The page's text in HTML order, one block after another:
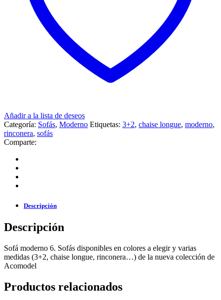
Añadir a la lista de deseos
Categoría: Sofás, Moderno Etiquetas: 3+2, chaise longue, moderno,
rinconera, sofás
Comparte:
Descripción
Descripción
Sofá moderno 6. Sofás disponibles en colores a elegir y varias
medidas (3+2, chaise longue, rinconera…) de la nueva colección de
Acomodel
Productos relacionados